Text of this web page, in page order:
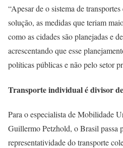
“Apesar de o sistema de
solução, as medidas que teriam
como as cidades são planejadas e
acrescentando que esse
políticas públicas e não pelo setor
Transporte individual é divisor
Para o especialista de Mobilidade
Guillermo Petzhold, o Brasil passa
representatividade do transporte